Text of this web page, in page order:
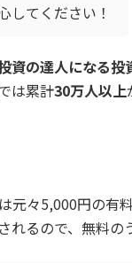
してください！
資の達人になる
は累計30万人以上
元々5,000円の有
れるので、無料の